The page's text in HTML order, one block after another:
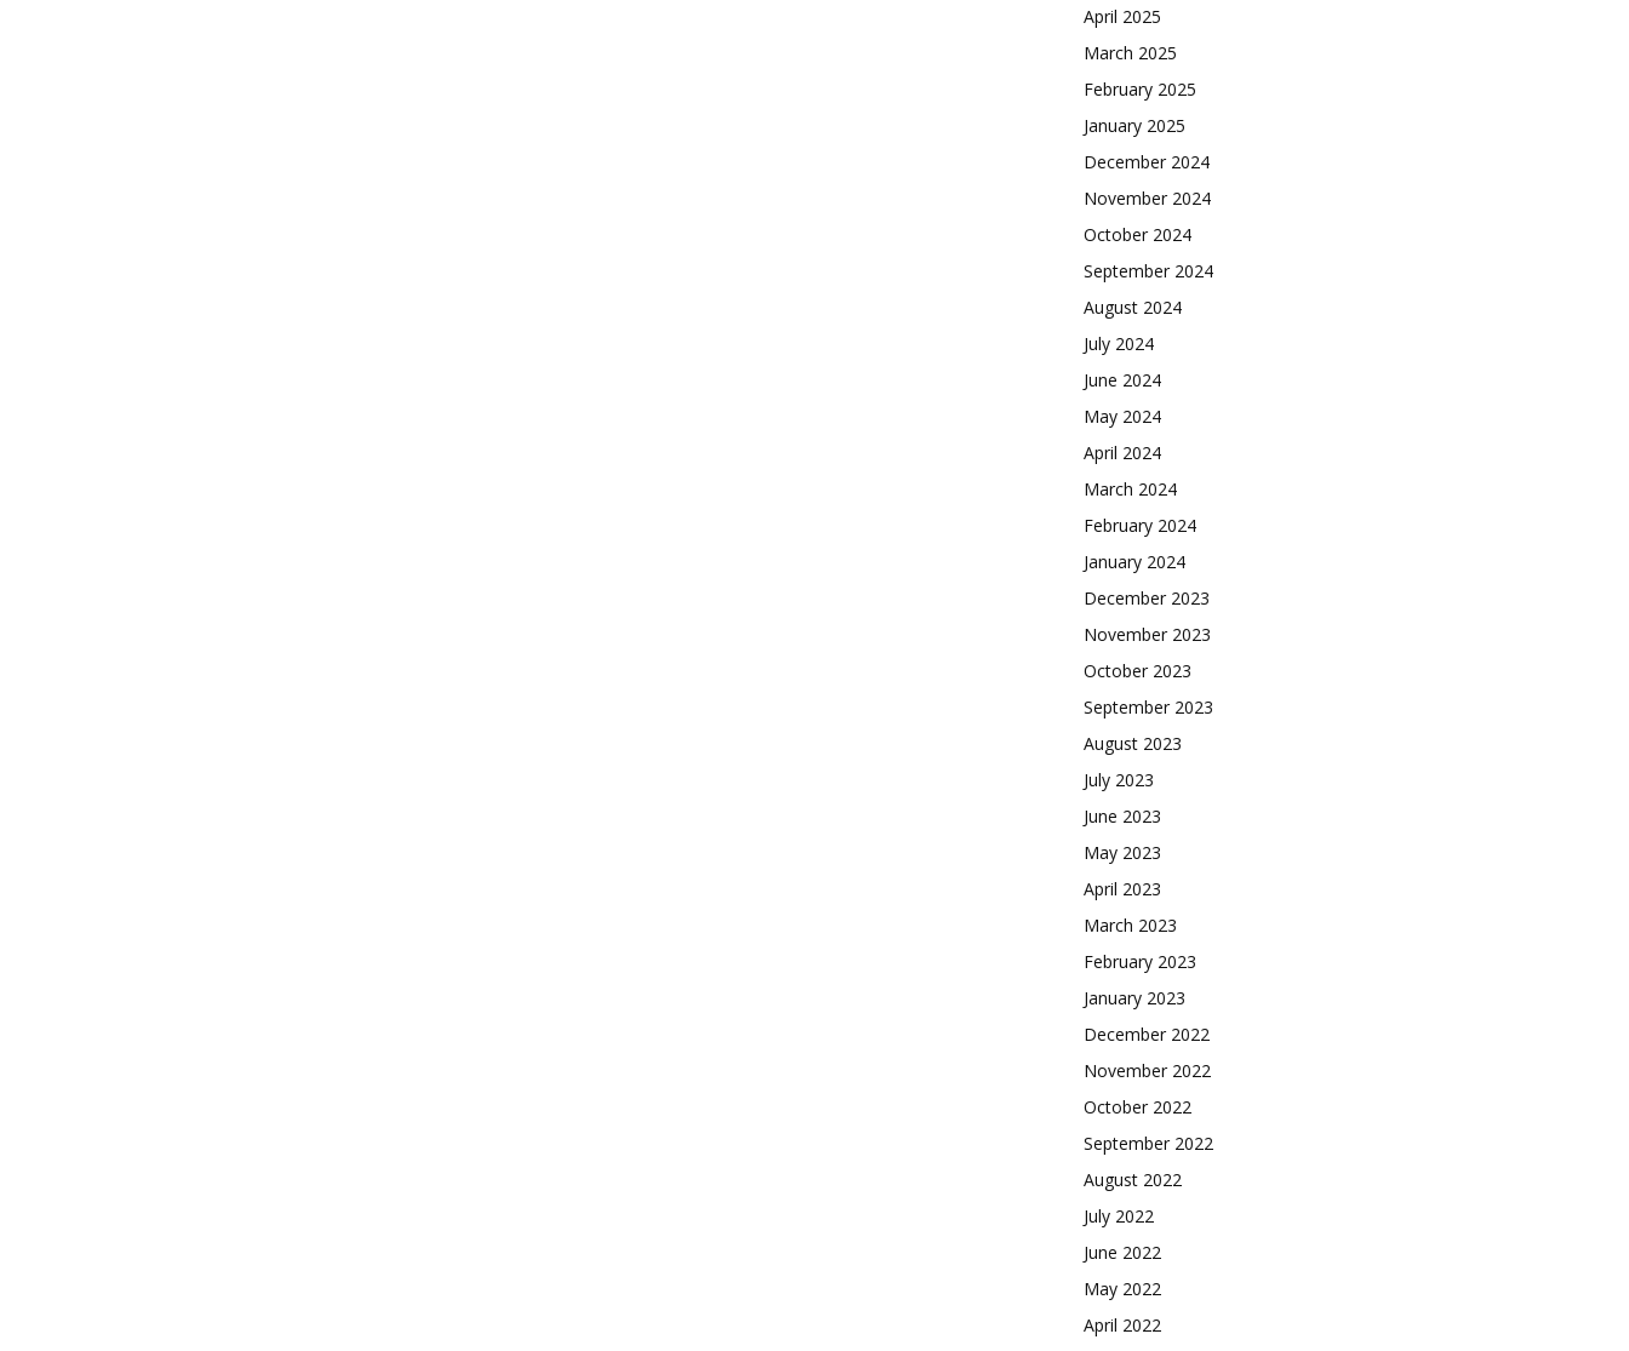
April 2025
March 2025
February 2025
January 2025
December 2024
November 2024
October 2024
September 2024
August 2024
July 2024
June 2024
May 2024
April 2024
March 2024
February 2024
January 2024
December 2023
November 2023
October 2023
September 2023
August 2023
July 2023
June 2023
May 2023
April 2023
March 2023
February 2023
January 2023
December 2022
November 2022
October 2022
September 2022
August 2022
July 2022
June 2022
May 2022
April 2022